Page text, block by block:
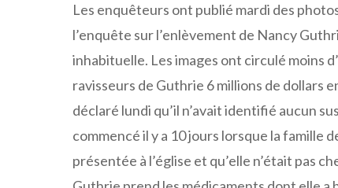
Les enquêteurs ont publié mardi des
l’enquête sur l’enlèvement de Nancy
inhabituelle. Les images ont circulé moins
ravisseurs de Guthrie 6 millions de dollars
déclaré lundi qu’il n’avait identifié aucun
commencé il y a 10 jours lorsque la famille
présentée à l’église et qu’elle n’était pas